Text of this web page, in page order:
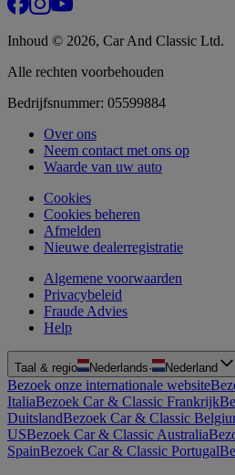
Inhoud © 2026, Car And Classic Ltd.
Alle rechten voorbehouden
Bedrijfsnummer: 05599884
Over ons
Neem contact met ons op
Waarde van uw auto
Cookies
Cookies beheren
Afmelden
Nieuwe dealerregistratie
Algemene voorwaarden
Privacybeleid
Fraude Advies
Help
Taal & regio Nederlands· Nederland
Bezoek onze internationale website
ItaliaBezoek Car & Classic Frankrijk
DuitslandBezoek Car & Classic
USBezoek Car & Classic Australia
SpainBezoek Car & Classic Portugal